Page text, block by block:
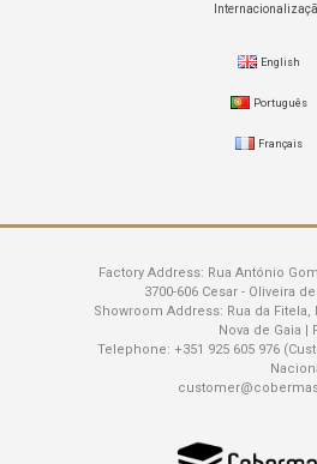
English
Português
Français
Factory Address: Rua António
3700-606 Cesar - Oliveira
Showroom Address: Rua da Fitela,
Nova de Gaia |
Telephone: +351 925 605 976